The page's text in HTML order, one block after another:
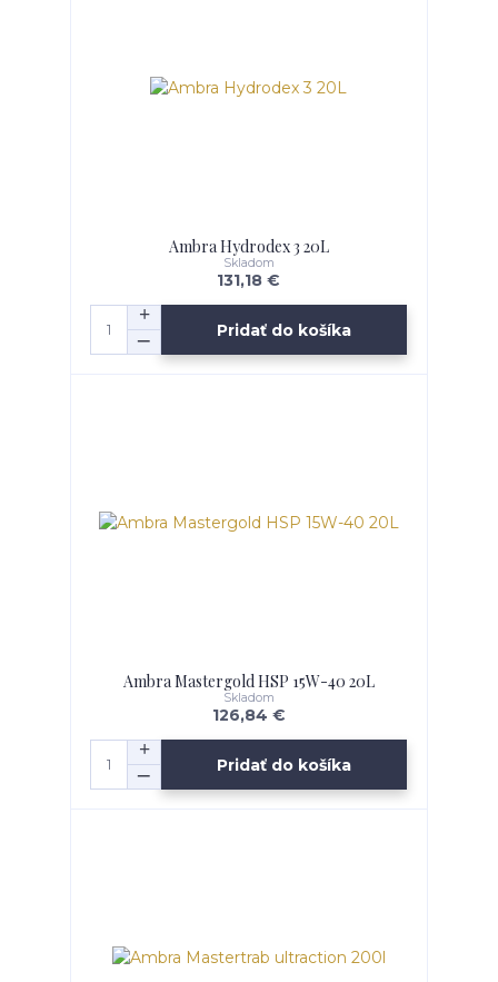
Ambra Hydrodex 3 20L
131,18 €
Skladom
Pridať do košíka
Ambra Mastergold HSP 15W-40 20L
126,84 €
Skladom
Pridať do košíka